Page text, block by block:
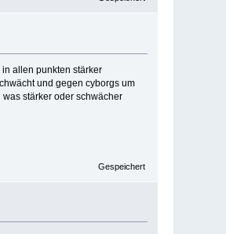
allen punkten stärker
und gegen cyborgs um
stärker oder schwächer
Gespeichert